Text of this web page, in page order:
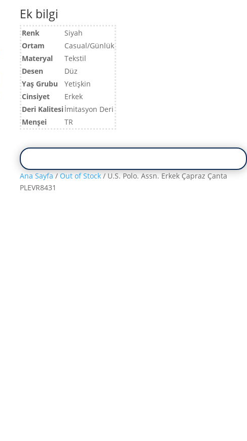
Ek bilgi
Renk
Siyah
Ortam
Casual/Günlük
Materyal
Tekstil
Desen
Düz
Yaş Grubu
Yetişkin
Cinsiyet
Erkek
Deri Kalitesiİmitasyon Deri
Menşei
TR
Ana Sayfa / Out of Stock / U.S. Polo. Assn. Erkek Çapraz Çanta
PLEVR8431